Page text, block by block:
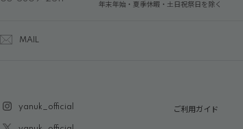
年末年始・夏季休暇・土日祝祭日を除く
MAIL
yanuk_official ご利用ガイド